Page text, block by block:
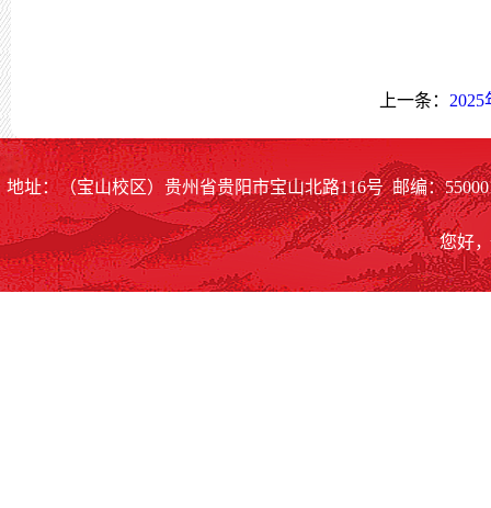
上一条：
地址：（宝山校区）贵州省贵阳市宝山北路116号 邮编：
您好